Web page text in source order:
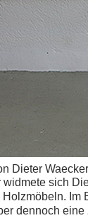
Dieter
sich
Im
dennoch eine